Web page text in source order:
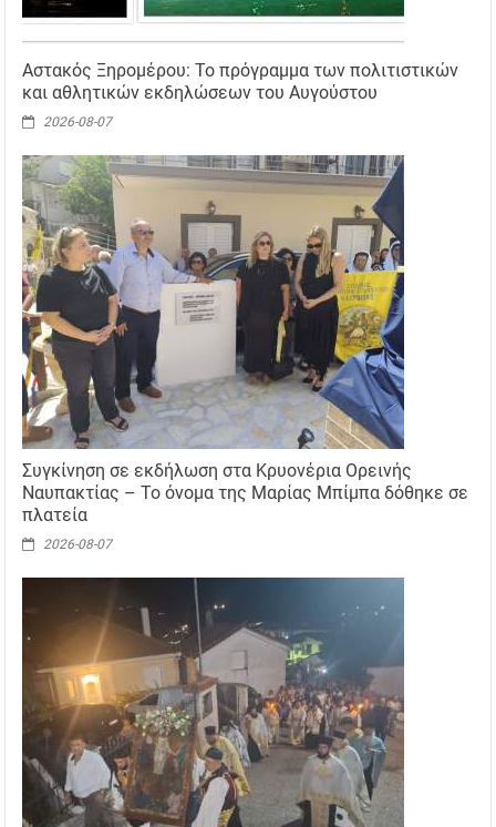
Αστακός Ξηρομέρου: Το πρόγραμμα των πολιτιστικών
και αθλητικών εκδηλώσεων του Αυγούστου
2026-08-07
Συγκίνηση σε εκδήλωση στα Κρυονέρια Ορεινής
Ναυπακτίας – Το όνομα της Μαρίας Μπίμπα δόθηκε σε
πλατεία
2026-08-07